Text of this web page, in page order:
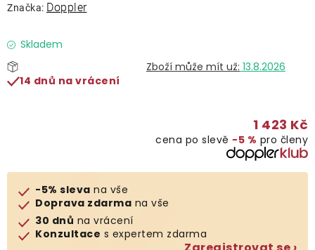
Prodávané značky
Klub výhod
Značka: Doppler
Skladem
13.8.2026
14 dnů na vrácení
1 423 Kč
cena po slevě −5 % pro členy
-5% sleva na vše
Doprava zdarma na vše
30 dnů na vrácení
Konzultace s expertem zdarma